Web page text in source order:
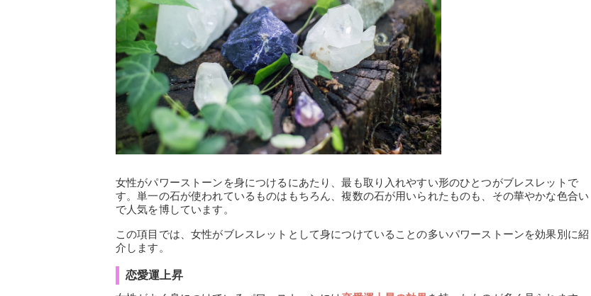
女性がパワーストーンを身につけるにあたり、最も取り入れやすい形のひとつがブレスレットで
す。単一の石が使われているものはもちろん、複数の石が用いられたものも、その華やかな色合い
で人気を博しています。
この項目では、女性がブレスレットとして身につけていることの多いパワーストーンを効果別に紹
介します。
恋愛運上昇